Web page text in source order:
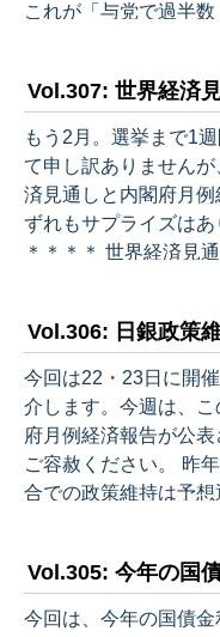
これが「与党で過半
し、現時点では「与
展開でした。以下は
て置き、圧勝の前提で。 高市総裁の任期は2027
末。植田総裁の任期
は、高市総裁が再任さ
後任総裁・総理の判
Vol.307: 世界経済
もう2月。選挙まで1
て申し訳ありません
済見通しと内閣府月
ずれもサプライズはありません
＊＊＊＊ 世界経済見
ergent Forces）です
政策の逆風を相殺す
すが、以下が主な内容です。 ・米国の関
経済の悪化が懸念さ
Vol.306: 日銀政策
今回は22・23日に開
介します。今週は、
府月例経済報告が公
ご容赦ください。 昨年12月の利上げから間もない今回会
合での政策維持は予
人は利上げを提案し
ウエル議長擁護メッ
点に集まりました。 ＊＊＊＊＊＊＊＊＊＊＊ 景気判断維
Vol.305: 今年の国
今回は、今年の国債金